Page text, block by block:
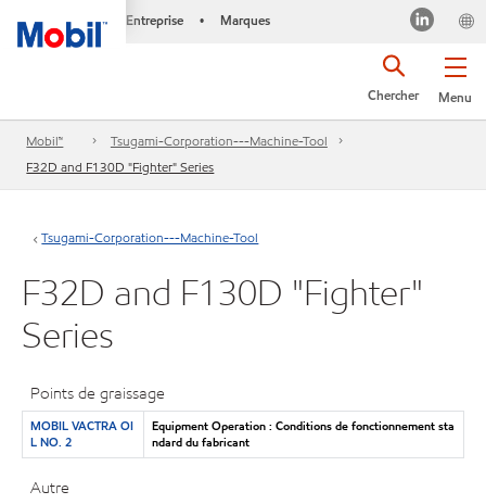
Entreprise • Marques
Menu
Chercher
Mobil™
Tsugami-Corporation---Machine-Tool
F32D and F130D "Fighter" Series
Tsugami-Corporation---Machine-Tool
F32D and F130D "Fighter"
Series
Points de graissage
MOBIL VACTRA OI
L NO. 2
Equipment Operation : Conditions de fonctionnement sta
ndard du fabricant
Autre